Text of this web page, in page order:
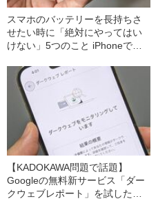
スマホのバッテリーを長持ちさ
せたい時に「絶対にやってはい
けない」5つのこと iPhoneでも
いポイント”とは
【KADOKAWA問題で話題】
Googleの無料新サービス「ダー
クウェブレポート」を試したら